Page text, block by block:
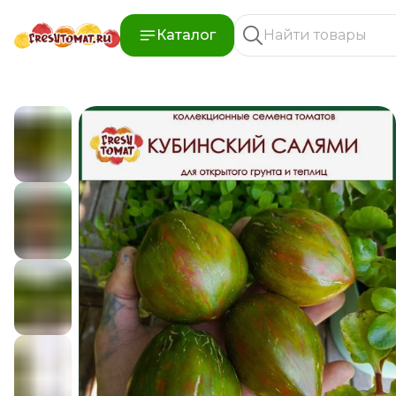
Каталог